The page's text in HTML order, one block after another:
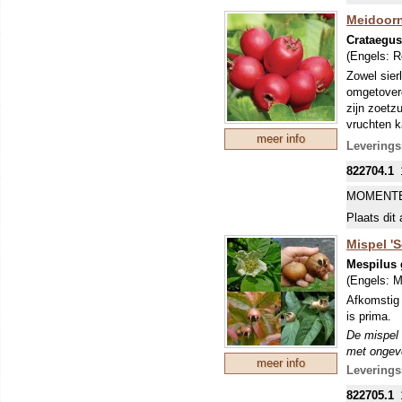
meer info
(Engels:
Zowel
zijn
vruchten
geplakt,
822704.1
Plaats dit
meer info
Mispel
Mespilus
(Engels:
Afkomstig
is prima.
De mispel
met
voor in de
822705.1